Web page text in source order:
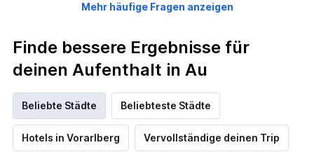
Mehr häufige Fragen anzeigen
Finde bessere Ergebnisse für
deinen Aufenthalt in Au
Beliebte Städte Beliebteste Städte
Hotels in Vorarlberg Vervollständige deinen Trip